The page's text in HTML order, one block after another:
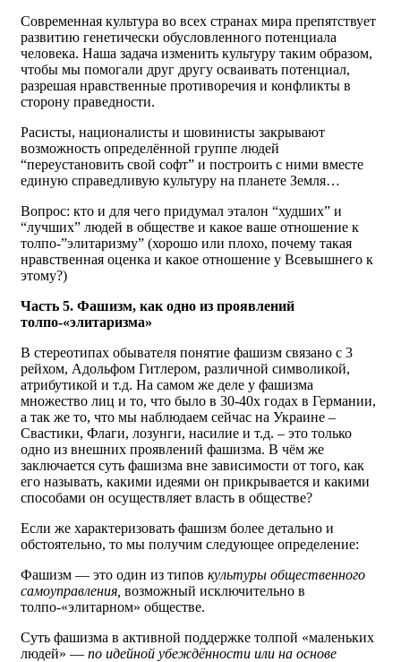
Современная культура во всех странах мира препятствует
развитию генетически обусловленного потенциала
человека. Наша задача изменить культуру таким образом,
чтобы мы помогали друг другу осваивать потенциал,
разрешая нравственные противоречия и конфликты в
сторону праведности.
Расисты, националисты и шовинисты закрывают
возможность определённой группе людей
“переустановить свой софт” и построить с ними вместе
единую справедливую культуру на планете Земля…
Вопрос: кто и для чего придумал эталон “худших” и
“лучших” людей в обществе и какое ваше отношение к
толпо-”элитаризму” (хорошо или плохо, почему такая
нравственная оценка и какое отношение у Всевышнего к
этому?)
Часть 5. Фашизм, как одно из проявлений
толпо-«элитаризма»
В стереотипах обывателя понятие фашизм связано с 3
рейхом, Адольфом Гитлером, различной символикой,
атрибутикой и т.д. На самом же деле у фашизма
множество лиц и то, что было в 30-40х годах в Германии,
а так же то, что мы наблюдаем сейчас на Украине –
Свастики, Флаги, лозунги, насилие и т.д. – это только
одно из внешних проявлений фашизма. В чём же
заключается суть фашизма вне зависимости от того, как
его называть, какими идеями он прикрывается и какими
способами он осуществляет власть в обществе?
Если же характеризовать фашизм более детально и
обстоятельно, то мы получим следующее определение:
Фашизм — это один из типов культуры общественного
самоуправления, возможный исключительно в
толпо-«элитарном» обществе.
Суть фашизма в активной поддержке толпой «маленьких
людей» — по идейной убеждённости или на основе